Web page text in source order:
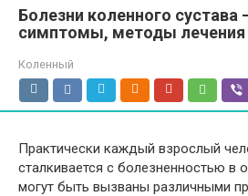
Болезни коленного
симптомы, методы лечения
Коленный
Практически каждый взрослый
сталкивается с болезненностью в
могут быть вызваны различными